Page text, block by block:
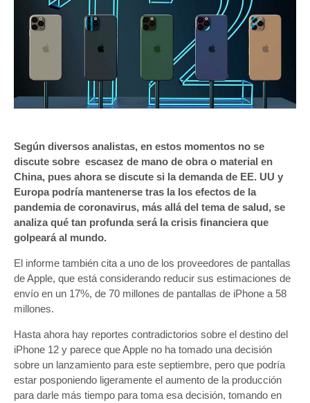
Según diversos analistas, en estos momentos no se
discute sobre escasez de mano de obra o material en
China, pues ahora se discute si la demanda de EE. UU y
Europa podría mantenerse tras la los efectos de la
pandemia de coronavirus, más allá del tema de salud, se
analiza qué tan profunda será la crisis financiera que
golpeará al mundo.
El informe también cita a uno de los proveedores de pantallas
de Apple, que está considerando reducir sus estimaciones de
envío en un 17%, de 70 millones de pantallas de iPhone a 58
millones.
Hasta ahora hay reportes contradictorios sobre el destino del
iPhone 12 y parece que Apple no ha tomado una decisión
sobre un lanzamiento para este septiembre, pero que podría
estar posponiendo ligeramente el aumento de la producción
para darle más tiempo para toma esa decisión, tomando en